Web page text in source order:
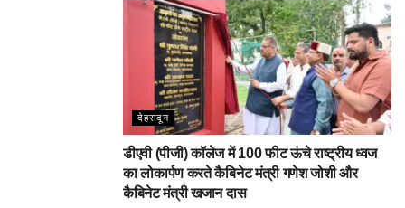
देहरादून
डीएवी (पीजी) कॉलेज में 100 फीट ऊंचे राष्ट्रीय ध्वज
का लोकार्पण करते कैबिनेट मंत्री गणेश जोशी और
कैबिनेट मंत्री खजान दास